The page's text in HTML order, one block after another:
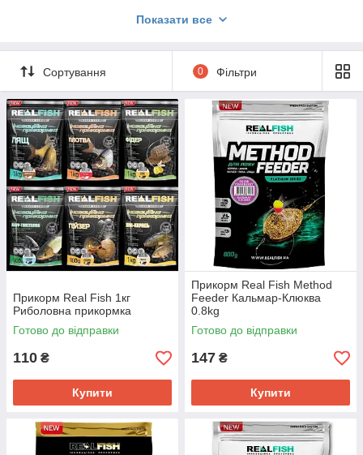
Застосовується для лову плотви та інших видів прісноводної
Під час використання на швидкій течії, а також на глибині,
доведіть прикорм до в'язкого стану, збільшивши порцію води,
а також додавши до суміші глину або ґрунт. Додавання
опариша або мотиля максимально посилить ефективність
прикорму.
Показати все
Сортування 0 Фільтри
Прикорм Real Fish 1кг
Риболовна прикормка
Готово до відправки
110 ₴
Купити
Прикорм Real Fish Method
Feeder Кальмар-Клюква
0.8kg
Готово до відправки
147 ₴
Купити